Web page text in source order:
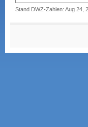
Stand DWZ-Zahlen: Aug 24,